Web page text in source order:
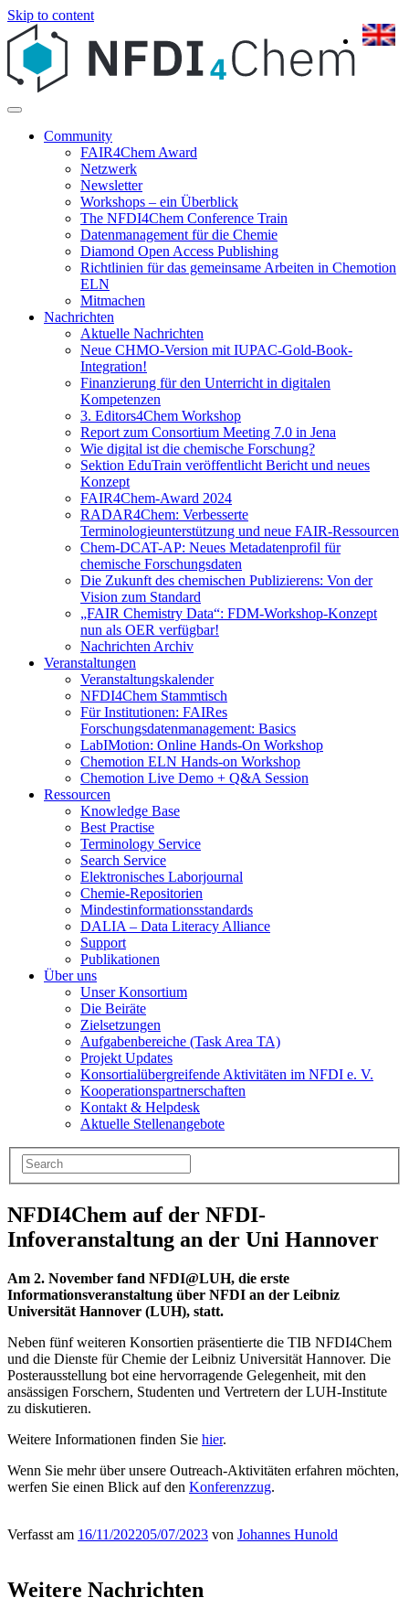
Skip to content
Community
FAIR4Chem Award
Netzwerk
Newsletter
Workshops – ein Überblick
The NFDI4Chem Conference Train
Datenmanagement für die Chemie
Diamond Open Access Publishing
Richtlinien für das gemeinsame Arbeiten in Chemotion
ELN
Mitmachen
Nachrichten
Aktuelle Nachrichten
Neue CHMO-Version mit IUPAC-Gold-Book-
Integration!
Finanzierung für den Unterricht in digitalen
Kompetenzen
3. Editors4Chem Workshop
Report zum Consortium Meeting 7.0 in Jena
Wie digital ist die chemische Forschung?
Sektion EduTrain veröffentlicht Bericht und neues
Konzept
FAIR4Chem-Award 2024
RADAR4Chem: Verbesserte
Terminologieunterstützung und neue FAIR-Ressourcen
Chem-DCAT-AP: Neues Metadatenprofil für
chemische Forschungsdaten
Die Zukunft des chemischen Publizierens: Von der
Vision zum Standard
„FAIR Chemistry Data“: FDM-Workshop-Konzept
nun als OER verfügbar!
Nachrichten Archiv
Veranstaltungen
Veranstaltungskalender
NFDI4Chem Stammtisch
Für Institutionen: FAIRes
Forschungsdatenmanagement: Basics
LabIMotion: Online Hands-On Workshop
Chemotion ELN Hands-on Workshop
Chemotion Live Demo + Q&A Session
Ressourcen
Knowledge Base
Best Practise
Terminology Service
Search Service
Elektronisches Laborjournal
Chemie-Repositorien
Mindestinformationsstandards
DALIA – Data Literacy Alliance
Support
Publikationen
Über uns
Unser Konsortium
Die Beiräte
Zielsetzungen
Aufgabenbereiche (Task Area TA)
Projekt Updates
Konsortialübergreifende Aktivitäten im NFDI e. V.
Kooperationspartnerschaften
Kontakt & Helpdesk
Aktuelle Stellenangebote
NFDI4Chem auf der NFDI-
Infoveranstaltung an der Uni Hannover
Am 2. November fand NFDI@LUH, die erste
Informationsveranstaltung über NFDI an der Leibniz
Universität Hannover (LUH), statt.
Neben fünf weiteren Konsortien präsentierte die TIB NFDI4Chem
und die Dienste für Chemie der Leibniz Universität Hannover. Die
Posterausstellung bot eine hervorragende Gelegenheit, mit den
ansässigen Forschern, Studenten und Vertretern der LUH-Institute
zu diskutieren.
Weitere Informationen finden Sie hier.
Wenn Sie mehr über unsere Outreach-Aktivitäten erfahren möchten,
werfen Sie einen Blick auf den Konferenzzug.
Verfasst am 16/11/202205/07/2023 von Johannes Hunold
Weitere Nachrichten